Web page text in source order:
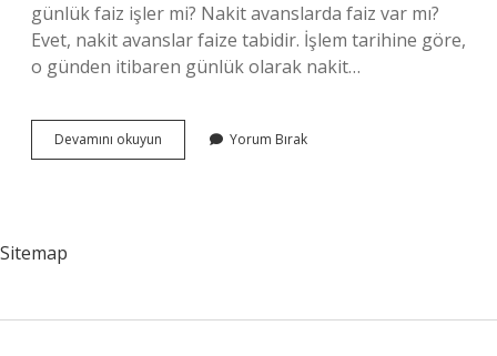
günlük faiz işler mi? Nakit avanslarda faiz var mı?
Evet, nakit avanslar faize tabidir. İşlem tarihine göre,
o günden itibaren günlük olarak nakit…
Devamını okuyun
Verilen
Yorum Bırak
Sitemap